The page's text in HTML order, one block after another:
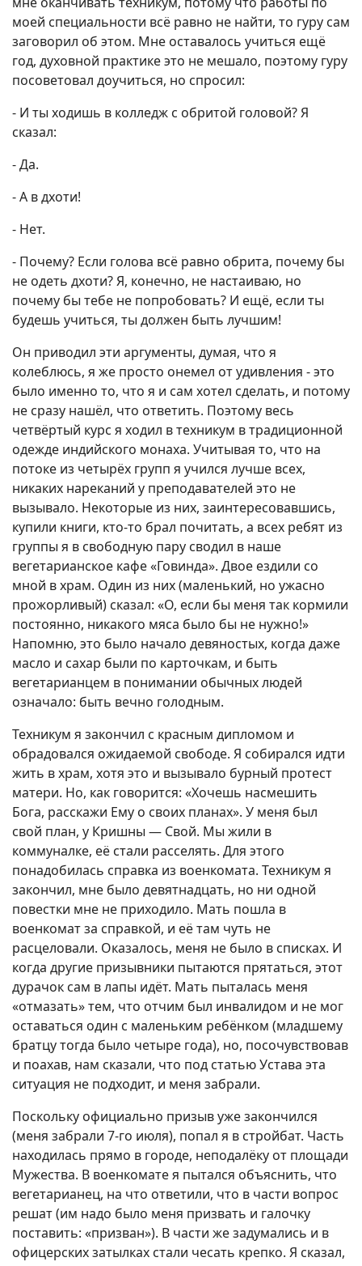
моей специальности всё равно не найти, то гуру сам
заговорил об этом. Мне оставалось учиться ещё
год, духовной практике это не мешало, поэтому гуру
посоветовал доучиться, но спросил:
- И ты ходишь в колледж с обритой головой? Я
сказал:
- Да.
- А в дхоти!
- Нет.
- Почему? Если голова всё равно обрита, почему бы
не одеть дхоти? Я, конечно, не настаиваю, но
почему бы тебе не попробовать? И ещё, если ты
будешь учиться, ты должен быть лучшим!
Он приводил эти аргументы, думая, что я
колеблюсь, я же просто онемел от удивления - это
было именно то, что я и сам хотел сделать, и потому
не сразу нашёл, что ответить. Поэтому весь
четвёртый курс я ходил в техникум в традиционной
одежде индийского монаха. Учитывая то, что на
потоке из четырёх групп я учился лучше всех,
никаких нареканий у преподавателей это не
вызывало. Некоторые из них, заинтересовавшись,
купили книги, кто-то брал почитать, а всех ребят из
группы я в свободную пару сводил в наше
вегетарианское кафе «Говинда». Двое ездили со
мной в храм. Один из них (маленький, но ужасно
прожорливый) сказал: «О, если бы меня так кормили
постоянно, никакого мяса было бы не нужно!»
Напомню, это было начало девяностых, когда даже
масло и сахар были по карточкам, и быть
вегетарианцем в понимании обычных людей
означало: быть вечно голодным.
Техникум я закончил с красным дипломом и
обрадовался ожидаемой свободе. Я собирался идти
жить в храм, хотя это и вызывало бурный протест
матери. Но, как говорится: «Хочешь насмешить
Бога, расскажи Ему о своих планах». У меня был
свой план, у Кришны — Свой. Мы жили в
коммуналке, её стали расселять. Для этого
понадобилась справка из военкомата. Техникум я
закончил, мне было девятнадцать, но ни одной
повестки мне не приходило. Мать пошла в
военкомат за справкой, и её там чуть не
расцеловали. Оказалось, меня не было в списках. И
когда другие призывники пытаются прятаться, этот
дурачок сам в лапы идёт. Мать пыталась меня
«отмазать» тем, что отчим был инвалидом и не мог
оставаться один с маленьким ребёнком (младшему
братцу тогда было четыре года), но, посочувствовав
и поахав, нам сказали, что под статью Устава эта
ситуация не подходит, и меня забрали.
Поскольку официально призыв уже закончился
(меня забрали 7-го июля), попал я в стройбат. Часть
находилась прямо в городе, неподалёку от площади
Мужества. В военкомате я пытался объяснить, что
вегетарианец, на что ответили, что в части вопрос
решат (им надо было меня призвать и галочку
поставить: «призван»). В части же задумались и в
офицерских затылках стали чесать крепко. Я сказал,